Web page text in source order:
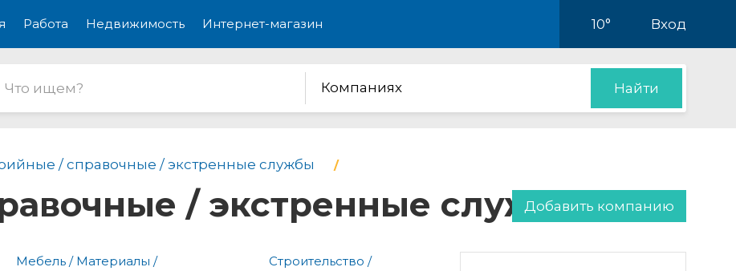
Работа Недвижимость Интернет-магазин 10° Вход
Компаниях Найти
/ справочные / экстренные службы
/ экстренные службыДобавить компанию
Мебель / Материалы /
Строительство /